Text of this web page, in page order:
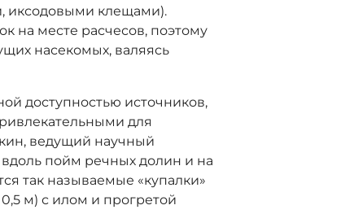
иксодовыми клещами).
на месте расчесов, поэтому
насекомых, валяясь
доступностью источников,
для
ведущий научный
пойм речных долин и на
так называемые «купалки»
м) с илом и прогретой